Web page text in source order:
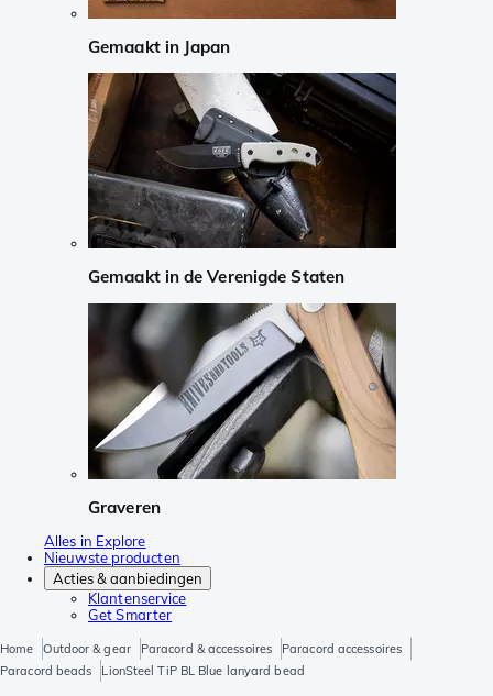
Gemaakt in Japan
Gemaakt in de Verenigde Staten
Graveren
Alles in Explore
Nieuwste producten
Acties & aanbiedingen
Klantenservice
Get Smarter
Home Outdoor & gear Paracord & accessoires
Paracord accessoires
Paracord beads
LionSteel TiP BL Blue lanyard bead